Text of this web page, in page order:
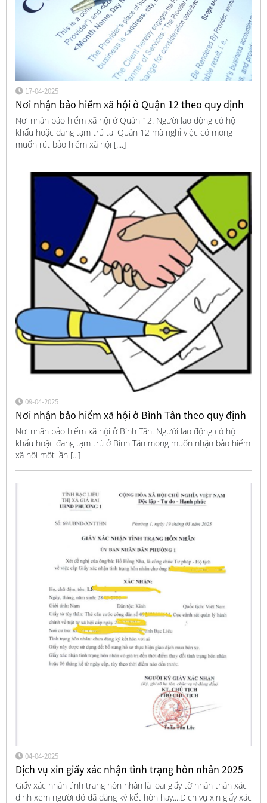
17-04-2025
Nơi nhận bảo hiểm xã hội ở Quận 12 theo quy định
Nơi nhận bảo hiểm xã hội ở Quận 12. Người lao động có hộ
khẩu hoặc đang tạm trú tại Quận 12 mà nghỉ việc có mong
muốn rút bảo hiểm xã hội [....]
09-04-2025
Nơi nhận bảo hiểm xã hội ở Bình Tân theo quy định
Nơi nhận bảo hiểm xã hội ở Bình Tân. Người lao động có hộ
khẩu hoặc đang tạm trú ở Bình Tân mong muốn nhận bảo hiểm
xã hội một lần [...]
04-04-2025
Dịch vụ xin giấy xác nhận tình trạng hôn nhân 2025
Giấy xác nhận tình trạng hôn nhân là loại giấy tờ nhân thân xác
định xem người đó đã đăng ký kết hôn hay....Dịch vụ xin giấy xác